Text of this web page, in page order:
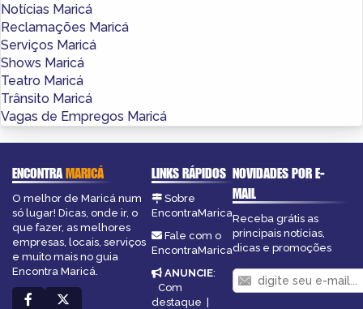
Notícias Maricá
Reclamações Maricá
Serviços Maricá
Shows Maricá
Teatro Maricá
Trânsito Maricá
Vagas de Empregos Maricá
ENCONTRAMARICÁ
O melhor de Maricá num
só lugar! Dicas, onde ir, o
que fazer, as melhores
empresas, locais, serviços
e muito mais no guia
Encontra Maricá.
LINKS RÁPIDOS
Sobre
EncontraMarica
Fale com o
EncontraMarica
ANUNCIE:
Com
destaque
NOVIDADES POR E-
MAIL
Receba grátis as
principais notícias,
dicas e promoções